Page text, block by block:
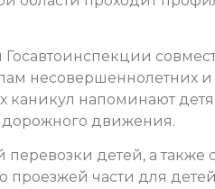
несовершеннолетних и
напоминают
движения.
перевозки детей, а
проезжей части для